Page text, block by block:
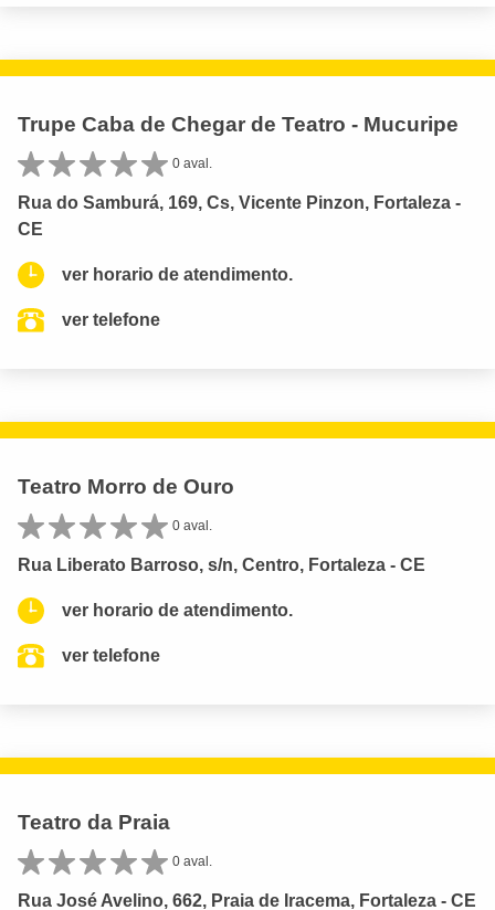
Trupe Caba de Chegar de Teatro - Mucuripe
0 aval.
Rua do Samburá, 169, Cs, Vicente Pinzon, Fortaleza -
CE
ver horario de atendimento.
ver telefone
Teatro Morro de Ouro
0 aval.
Rua Liberato Barroso, s/n, Centro, Fortaleza - CE
ver horario de atendimento.
ver telefone
Teatro da Praia
0 aval.
Rua José Avelino, 662, Praia de Iracema, Fortaleza - CE